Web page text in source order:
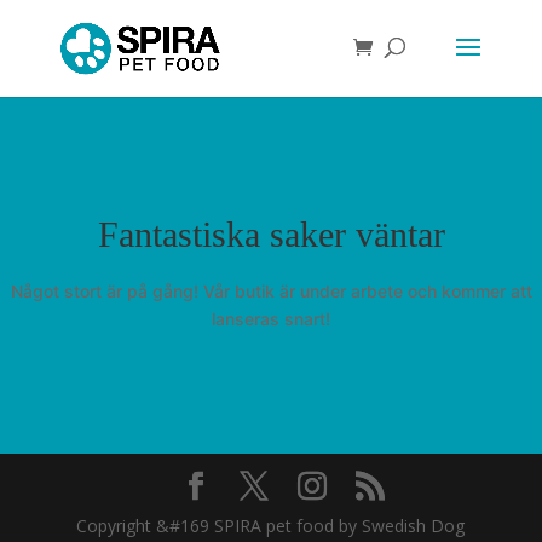
Fantastiska saker väntar
Något stort är på gång! Vår butik är under arbete och kommer att
lanseras snart!
Copyright &#169 SPIRA pet food by Swedish Dog